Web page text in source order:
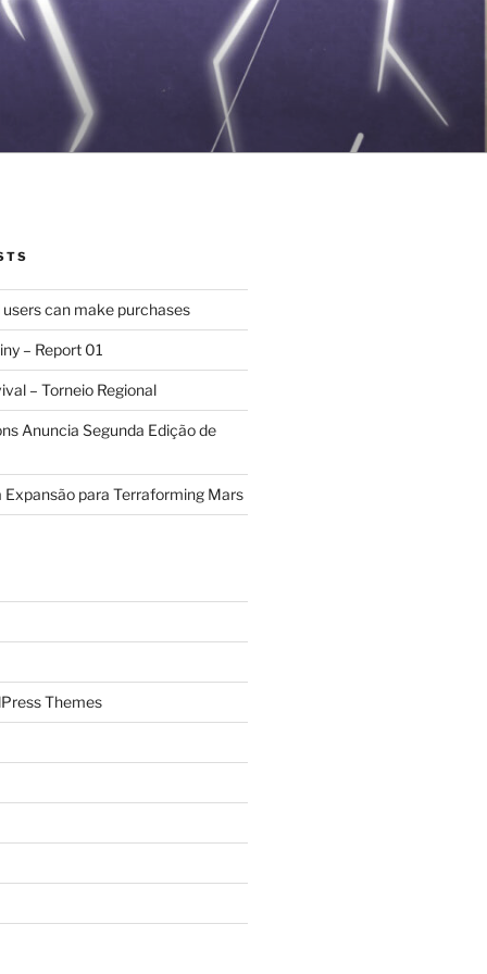
can make purchases
– Report 01
– Torneio Regional
Anuncia Segunda Edição de
Expansão para Terraforming Mars
Themes